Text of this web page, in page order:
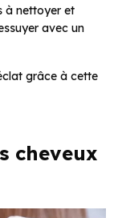
à nettoyer et
avec un
grâce à cette
cheveux